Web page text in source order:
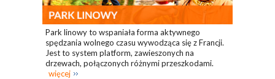
Park linowy to wspaniała forma aktywnego
spędzania wolnego czasu wywodząca się z Francji.
Jest to system platform, zawieszonych na
drzewach, połączonych różnymi przeszkodami.
więcej